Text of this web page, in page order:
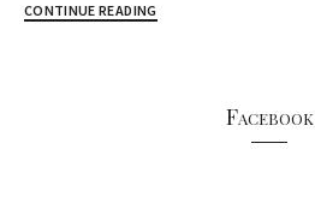
CONTINUE READING
Facebook